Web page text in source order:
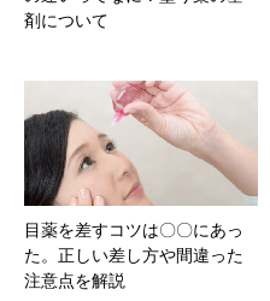
剤について
目薬を差すコツは〇〇にあっ
た。正しい差し方や間違った
注意点を解説